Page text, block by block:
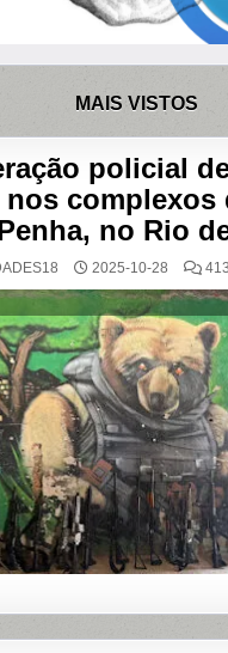
MAIS VISTOS
policial
complexos
no Rio
2025-10-28